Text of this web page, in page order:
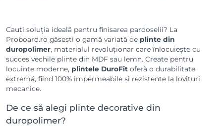
Cauți soluția ideală pentru finisarea pardoselii? La
Proboard.ro găsești o gamă variată de plinte din
duropolimer, materialul revoluționar care înlocuiește cu
succes vechile plinte din MDF sau lemn. Create pentru
locuințe moderne, plintele DuroFit oferă o durabilitate
extremă, fiind 100% impermeabile și rezistente la lovituri
mecanice.
De ce să alegi plinte decorative din
duropolimer?